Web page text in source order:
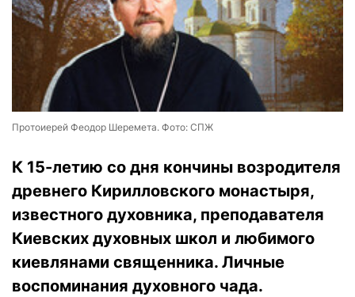
Протоиерей Феодор Шеремета. Фото: СПЖ
К 15-летию со дня кончины возродителя
древнего Кирилловского монастыря,
известного духовника, преподавателя
Киевских духовных школ и любимого
киевлянами священника. Личные
воспоминания духовного чада.